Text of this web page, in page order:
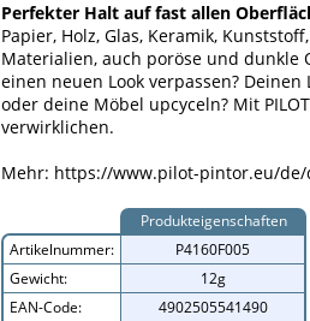
Perfekter Halt auf fast allen
Papier, Holz, Glas, Keramik,
Materialien, auch poröse und dunkle
einen neuen Look verpassen?
oder deine Möbel upcyceln? Mit
verwirklichen.
Mehr: https://www.pilot-pintor.eu/
Produkteigenschaften
Artikelnummer:
P4160F005
Gewicht:
12g
EAN-Code:
4902505541490